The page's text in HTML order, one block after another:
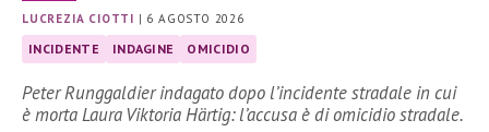
LUCREZIA CIOTTI | 6 AGOSTO 2026
INCIDENTE INDAGINE OMICIDIO
Peter Runggaldier indagato dopo l’incidente stradale in cui
è morta Laura Viktoria Härtig: l’accusa è di omicidio stradale.